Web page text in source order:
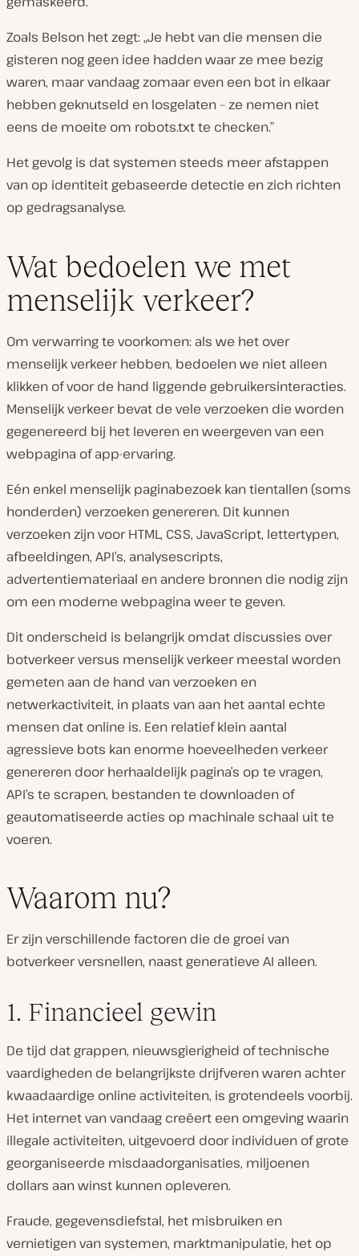
Zoals Belson het zegt: „Je hebt van die mensen die
gisteren nog geen idee hadden waar ze mee bezig
waren, maar vandaag zomaar even een bot in elkaar
hebben geknutseld en losgelaten – ze nemen niet
eens de moeite om robots.txt te checken.”
Het gevolg is dat systemen steeds meer afstappen
van op identiteit gebaseerde detectie en zich richten
op gedragsanalyse.
Wat bedoelen we met
menselijk verkeer?
Om verwarring te voorkomen: als we het over
menselijk verkeer hebben, bedoelen we niet alleen
klikken of voor de hand liggende gebruikersinteracties.
Menselijk verkeer bevat de vele verzoeken die worden
gegenereerd bij het leveren en weergeven van een
webpagina of app-ervaring.
Eén enkel menselijk paginabezoek kan tientallen (soms
honderden) verzoeken genereren. Dit kunnen
verzoeken zijn voor HTML, CSS, JavaScript, lettertypen,
afbeeldingen, API’s, analysescripts,
advertentiemateriaal en andere bronnen die nodig zijn
om een moderne webpagina weer te geven.
Dit onderscheid is belangrijk omdat discussies over
botverkeer versus menselijk verkeer meestal worden
gemeten aan de hand van verzoeken en
netwerkactiviteit, in plaats van aan het aantal echte
mensen dat online is. Een relatief klein aantal
agressieve bots kan enorme hoeveelheden verkeer
genereren door herhaaldelijk pagina’s op te vragen,
API’s te scrapen, bestanden te downloaden of
geautomatiseerde acties op machinale schaal uit te
voeren.
Waarom nu?
Er zijn verschillende factoren die de groei van
botverkeer versnellen, naast generatieve AI alleen.
1. Financieel gewin
De tijd dat grappen, nieuwsgierigheid of technische
vaardigheden de belangrijkste drijfveren waren achter
kwaadaardige online activiteiten, is grotendeels voorbij.
Het internet van vandaag creëert een omgeving waarin
illegale activiteiten, uitgevoerd door individuen of grote
georganiseerde misdaadorganisaties, miljoenen
dollars aan winst kunnen opleveren.
Fraude, gegevensdiefstal, het misbruiken en
vernietigen van systemen, marktmanipulatie, het op